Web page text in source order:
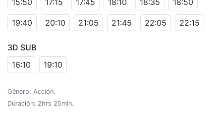
15:50 17:15 17:45 18:10 18:35 18:50
19:40 20:10 21:05 21:45 22:05 22:15
3D SUB
16:10
19:10
Género: Acción.
Duración: 2hrs 25min.